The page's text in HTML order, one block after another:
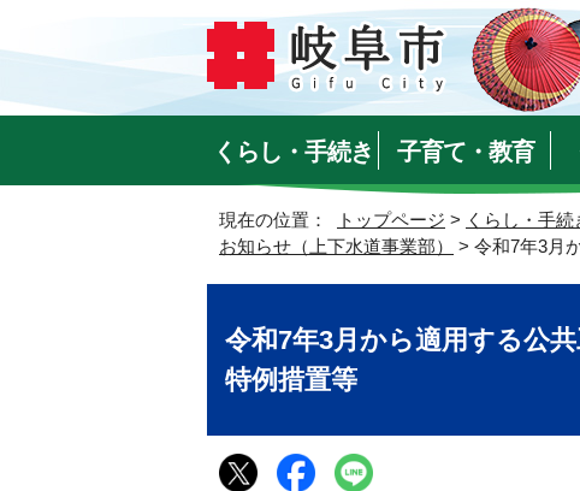
くらし・手続き 子育て・教育
現在の位置： トップページ > くらし・手続
お知らせ（上下水道事業部）
> 令和7年3月
令和7年3月から適用する公
特例措置等